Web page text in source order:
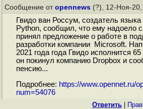
Сообщение от opennews (?), 12-Ноя-20,
Гвидо ван Россум, создатель
Python, сообщил, что ему надоело
принял предложение о работе в
разработки компании Microsoft.
2021 года года Гвидо исполнится
он покинул компанию Dropbox и
пенсию...
Подробнее: https://www.opennet.ru/
num=54076
Ответить